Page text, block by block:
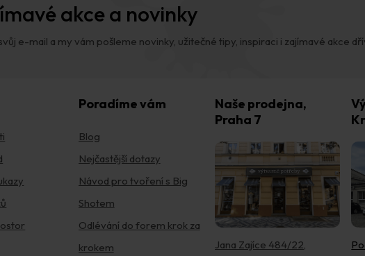
akce a novinky
e-mail a my vám pošleme novinky, užitečné tipy, inspiraci i zajímavé akce
Poradíme vám
Blog
Nejčastější dotazy
Návod pro tvoření s Big
Shotem
Odlévání do forem krok za
krokem
Naše prodejna,
Praha 7
Jana Zajíce 484/22,